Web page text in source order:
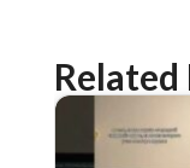
Related